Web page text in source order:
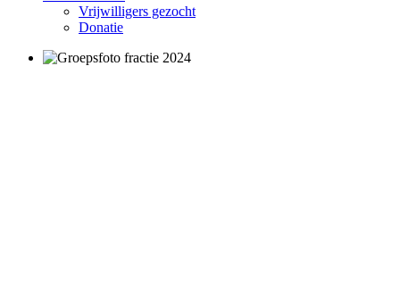
Vrijwilligers gezocht
Donatie